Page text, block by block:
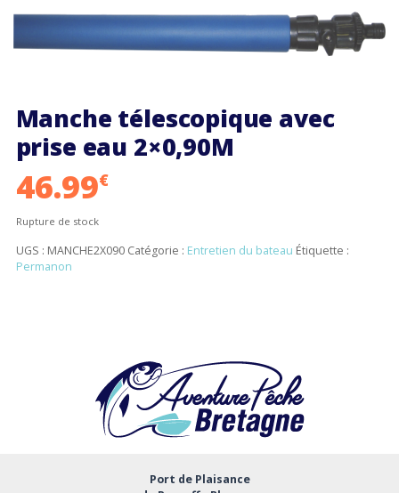
Manche télescopique avec
prise eau 2×0,90M
46.99€
Rupture de stock
UGS : MANCHE2X090 Catégorie : Entretien du bateau Étiquette :
Permanon
Port de Plaisance